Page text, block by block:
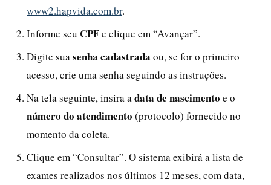
www2.hapvida.com.br.
Informe seu CPFe clique em “Avançar”.
Digite sua senha cadastrada ou, se for o primeiro
acesso, crie uma senha seguindo as instruções.
Na tela seguinte, insira a data de nascimento e o
número do atendimento (protocolo) fornecido no
momento da coleta.
Clique em “Consultar”. O sistema exibirá a lista de
exames realizados nos últimos 12 meses, com data,